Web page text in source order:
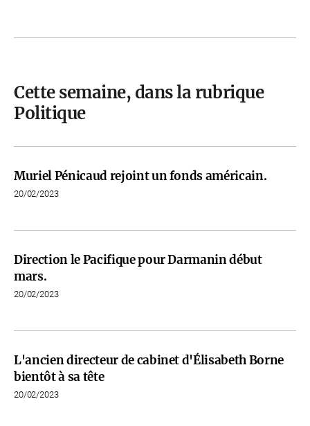
Cette semaine, dans la rubrique
Politique
Muriel Pénicaud rejoint un fonds américain.
20/02/2023
Direction le Pacifique pour Darmanin début
mars.
20/02/2023
L'ancien directeur de cabinet d'Élisabeth Borne
bientôt à sa tête
20/02/2023